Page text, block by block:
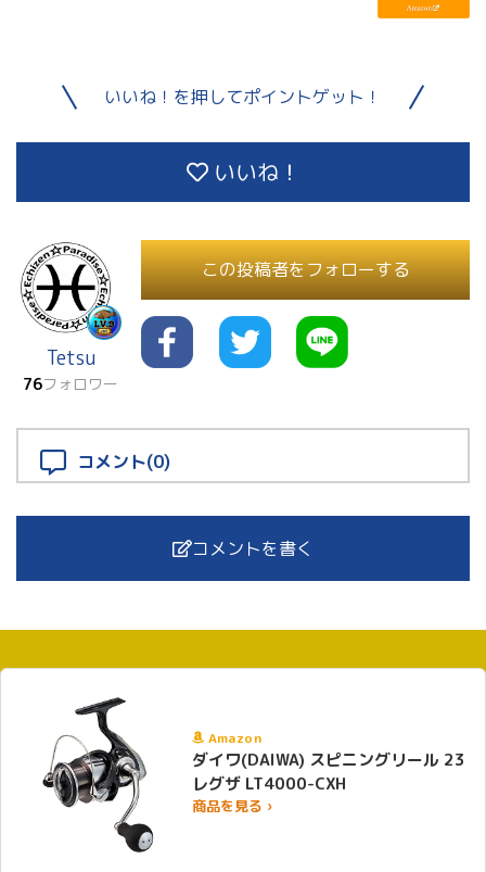
いいね！を押してポイントゲット！
いいね！
Tetsu
76フォロワー
この投稿者をフォローする
コメント(0)
コメントを書く
Amazon
ダイワ(DAIWA) スピニングリール 23
レグザ LT4000-CXH
商品を見る ›